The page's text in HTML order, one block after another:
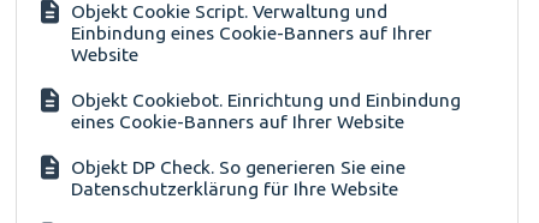
Objekt Cookie Script. Verwaltung und
Einbindung eines Cookie-Banners auf Ihrer
Website
Objekt Cookiebot. Einrichtung und Einbindung
eines Cookie-Banners auf Ihrer Website
Objekt DP Check. So generieren Sie eine
Datenschutzerklärung für Ihre Website